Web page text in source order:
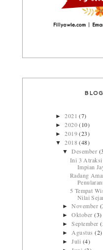
►2021(7)
►2020(10)
►2019(23)
▼2018(48)
▼Desember
Ini 3 Atraksi
Impian
Radang
5 Tempat
Nilai
►November
►Oktober(3)
►September
►Agustus(2)
►Juli (4)